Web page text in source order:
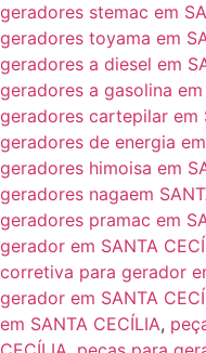
geradores stemac em
geradores toyama em
geradores a diesel em
geradores a gasolina em
geradores cartepilar em
geradores de energia
geradores himoisa em
geradores nagaem
geradores pramac em
gerador em SANTA
corretiva para gerador
gerador em SANTA
em SANTA CECÍLIA,